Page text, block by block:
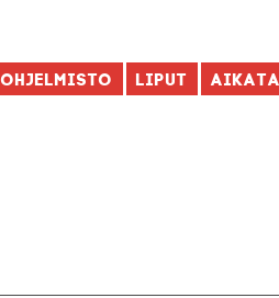
Ohjelmisto Liput